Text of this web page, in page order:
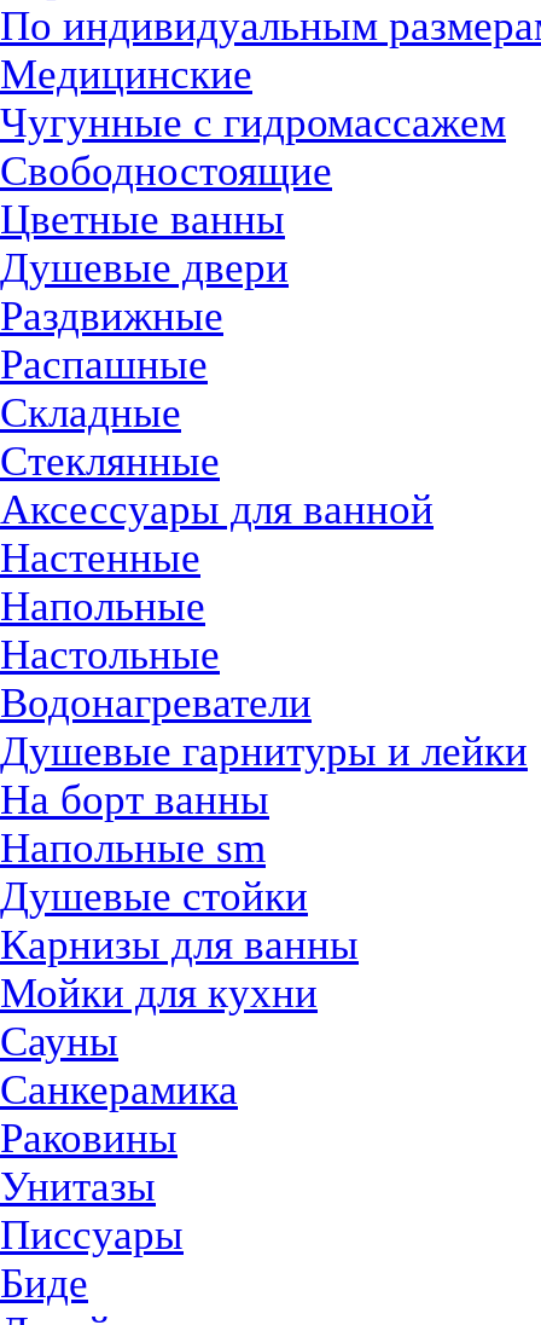
По индивидуальным
Медицинские
Чугунные с гидромассажем
Свободностоящие
Цветные ванны
Душевые двери
Раздвижные
Распашные
Складные
Стеклянные
Аксессуары для ванной
Настенные
Напольные
Настольные
Водонагреватели
Душевые гарнитуры и лейки
На борт ванны
Напольные sm
Душевые стойки
Карнизы для ванны
Мойки для кухни
Сауны
Санкерамика
Раковины
Унитазы
Писсуары
Биде